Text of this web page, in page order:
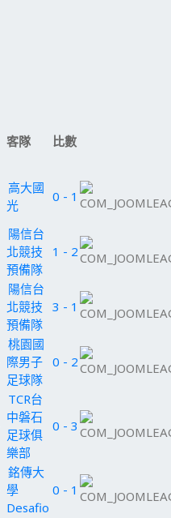
客隊 比數
高大國
光
0 - 1
陽信台
北競技
預備隊
1 - 2
陽信台
北競技
預備隊
3 - 1
桃園國
際男子
足球隊
0 - 2
TCR台
中磐石
足球俱
樂部
0 - 3
銘傳大
學
Desafio
0 - 1